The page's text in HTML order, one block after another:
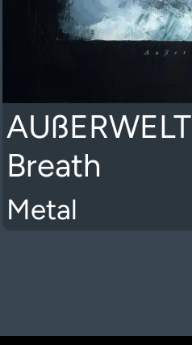
AUßERWELT
Breath
Metal